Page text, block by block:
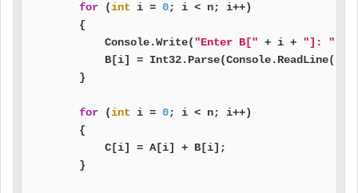
for (int i = 0; i < n; i++)
        {
            Console.Write(
"Enter B[" + i + "]: "
            B[i] = Int32.Parse(Console.ReadLine());
        }
for (int i = 0; i < n; i++)
        {
            C[i] = A[i] + B[i];
        }